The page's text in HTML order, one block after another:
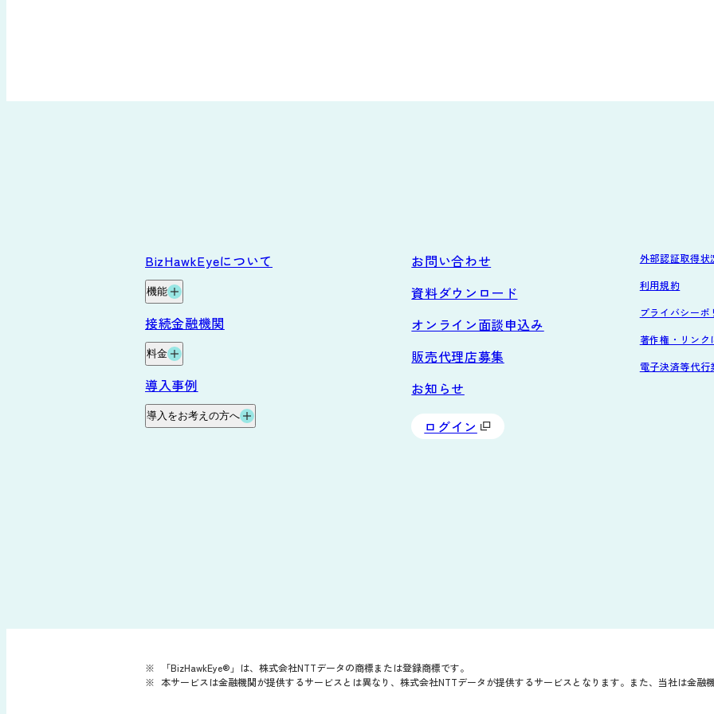
BizHawkEyeについて
機能
機能
グループ資金管理オプション
データ自動連携オプション
サービス連携
接続金融機関
料金
料金・プラン
料金試算
導入事例
導入をお考えの方へ
お問い合わせ
資料ダウンロード
オンライン面談申込み
販売代理店募集
お知らせ
ログイン
外部認証取得状
利用規約
プライバシーポ
著作権・リンク
電子決済等代
「BizHawkEye®」は、株式会社NTTデータの商標または登録商標です。
本サービスは金融機関が提供するサービスとは異なり、株式会社NTTデータが提供するサービスとなります。また、当社は金融